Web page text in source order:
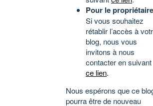
Pour le propriétaire
Si vous souhaitez
rétablir l’accès à
blog, nous vous
invitons à nous
contacter en suivant
ce lien.
Nous espérons que ce
pourra être de nouveau